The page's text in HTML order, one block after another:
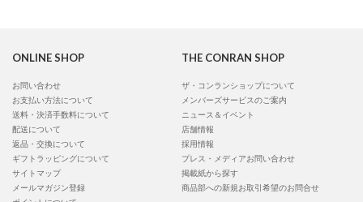
ONLINE SHOP
お問い合わせ
お支払い方法について
送料・決済手数料について
配送について
返品・交換について
ギフトラッピングについて
サイトマップ
メールマガジン登録
THE CONRAN SHOP
ザ・コンランショップについて
メンバーズサービスのご案内
ニュース＆イベント
店舗情報
採用情報
プレス・メディアお問い合わせ
掲載紙から探す
商品部への新規お取引希望のお問合せ